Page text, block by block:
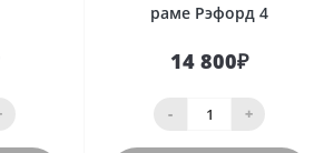
раме Рэфорд 4
14 800₽
- +